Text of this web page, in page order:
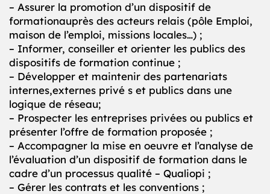
– Assurer la promotion d’un dispositif de
formationauprès des acteurs relais (pôle Emploi,
maison de l’emploi, missions locales…) ;
– Informer, conseiller et orienter les publics des
dispositifs de formation continue ;
– Développer et maintenir des partenariats
internes,externes privé s et publics dans une
logique de réseau;
– Prospecter les entreprises privées ou publics et
présenter l’offre de formation proposée ;
– Accompagner la mise en oeuvre et l’analyse de
l’évaluation d’un dispositif de formation dans le
cadre d’un processus qualité – Qualiopi ;
– Gérer les contrats et les conventions ;